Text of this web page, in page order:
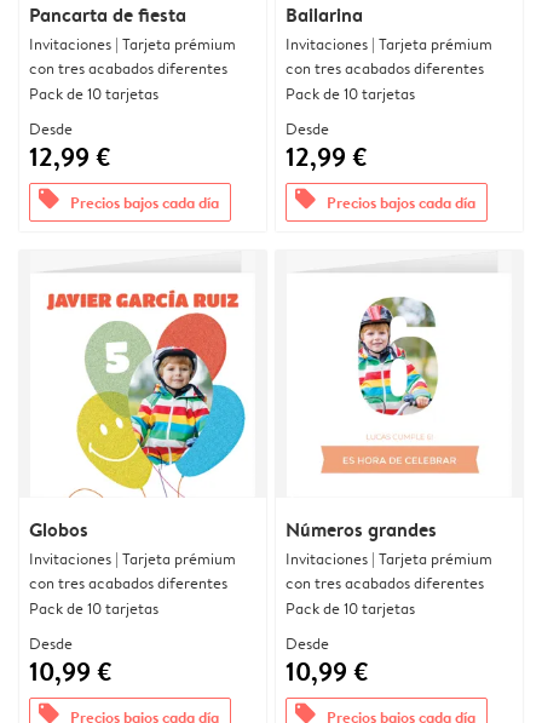
Pancarta de fiesta
Invitaciones | Tarjeta prémium
con tres acabados diferentes
Pack de 10 tarjetas
Desde
12,99 €
offers Precios bajos cada día
Bailarina
Invitaciones | Tarjeta prémium
con tres acabados diferentes
Pack de 10 tarjetas
Desde
12,99 €
offers Precios bajos cada día
Globos
Invitaciones | Tarjeta prémium
con tres acabados diferentes
Pack de 10 tarjetas
Desde
10,99 €
offers Precios bajos cada día
Números grandes
Invitaciones | Tarjeta prémium
con tres acabados diferentes
Pack de 10 tarjetas
Desde
10,99 €
offers Precios bajos cada día